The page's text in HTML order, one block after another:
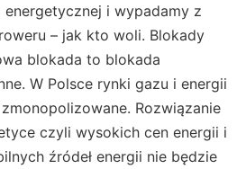
i wypadamy z
– jak kto woli. Blokady
blokada to blokada
W Polsce rynki gazu i energii
Rozwiązanie
czyli wysokich cen energii i
źródeł energii nie będzie